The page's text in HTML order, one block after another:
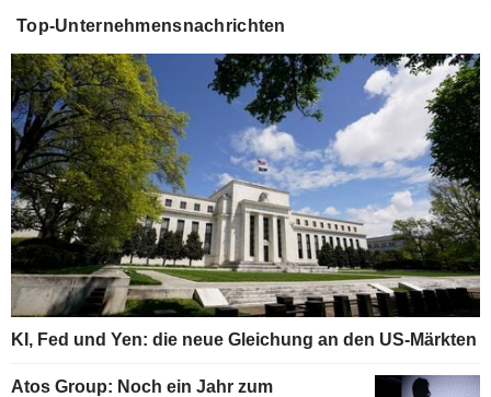
Top-Unternehmensnachrichten
KI, Fed und Yen: die neue Gleichung an den US-Märkten
Atos Group: Noch ein Jahr zum